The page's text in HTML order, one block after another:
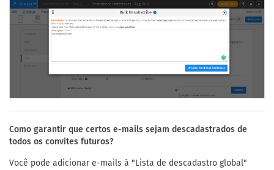
Como garantir que certos e-mails sejam descadastrados de
todos os convites futuros?
Você pode adicionar e-mails à "Lista de descadastro global"